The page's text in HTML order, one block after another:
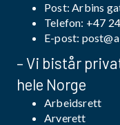
Post: Arbins
Telefon: +47
E-post:
– Vi bistår
hele Norge
Arbeidsrett
Arverett